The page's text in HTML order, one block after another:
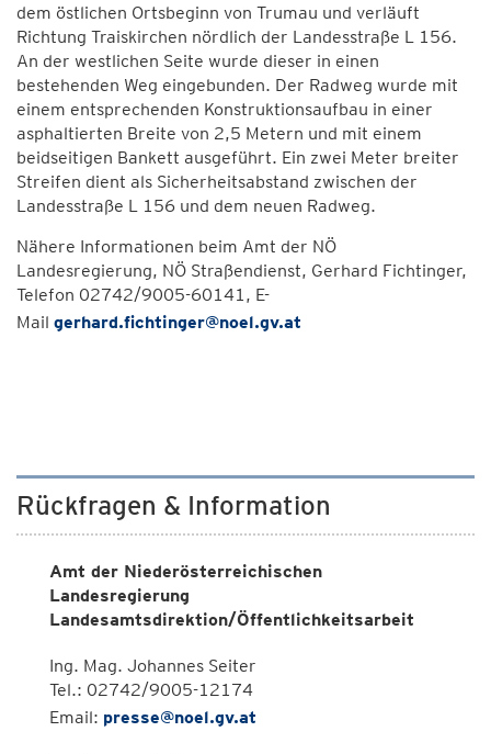
dem östlichen Ortsbeginn von Trumau und verläuft
Richtung Traiskirchen nördlich der Landesstraße L 156.
An der westlichen Seite wurde dieser in einen
bestehenden Weg eingebunden. Der Radweg wurde mit
einem entsprechenden Konstruktionsaufbau in einer
asphaltierten Breite von 2,5 Metern und mit einem
beidseitigen Bankett ausgeführt. Ein zwei Meter breiter
Streifen dient als Sicherheitsabstand zwischen der
Landesstraße L 156 und dem neuen Radweg.
Nähere Informationen beim Amt der NÖ
Landesregierung, NÖ Straßendienst, Gerhard Fichtinger,
Telefon 02742/9005-60141, E-
Mail gerhard.fichtinger@noel.gv.at
Rückfragen & Information
Amt der Niederösterreichischen
Landesregierung
Landesamtsdirektion/Öffentlichkeitsarbeit
Ing. Mag. Johannes Seiter
Tel.: 02742/9005-12174
Email: presse@noel.gv.at